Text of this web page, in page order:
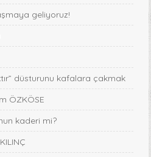
geliyoruz!
düsturunu kafalara çakmak
ÖZKÖSE
kaderi mi?